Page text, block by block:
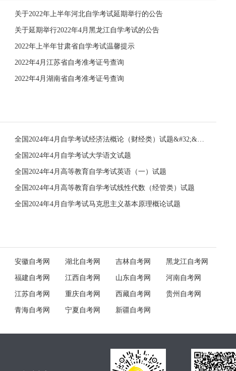
关于2022年上半年河北自学考试延期举行的公告
关于延期举行2022年4月黑龙江自学考试的公告
2022年上半年甘肃省自学考试温馨提示
2022年4月江苏省自考准考证号查询
2022年4月湖南省自考准考证号查询
全国2024年4月自学考试经济法概论（财经类）试题&#32;&#32;
全国2024年4月自学考试大学语文试题
全国2024年4月高等教育自学考试英语（一）试题
全国2024年4月高等教育自学考试线性代数（经管类）试题
全国2024年4月自学考试马克思主义基本原理概论试题
安徽自考网 湖北自考网 吉林自考网 黑龙江自考网
福建自考网 江西自考网 山东自考网 河南自考网
江苏自考网 重庆自考网 西藏自考网 贵州自考网
青海自考网 宁夏自考网 新疆自考网